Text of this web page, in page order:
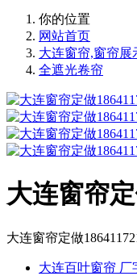
你的位置
网站首页
大连窗帘,窗帘展
全遮光卷帘
大连窗帘
大连窗帘定做
大连百叶窗帘 厂